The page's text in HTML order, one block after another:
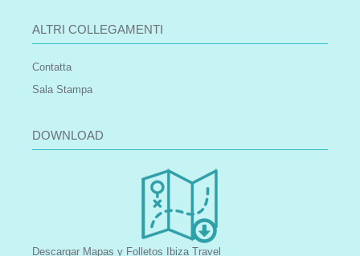
ALTRI COLLEGAMENTI
Contatta
Sala Stampa
DOWNLOAD
Descargar Mapas y Folletos Ibiza Travel